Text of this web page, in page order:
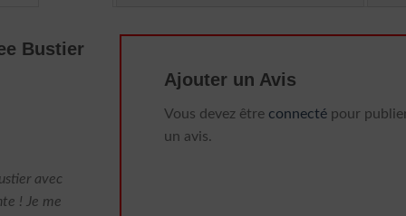
Bustier
avec
! Je me
Ajouter un Avis
Vous devez être connectépour
un avis.